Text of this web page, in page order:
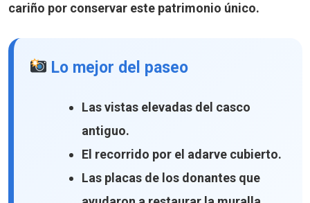
cariño por conservar este patrimonio único.
Lo mejor del paseo
Las vistas elevadas del casco
antiguo.
El recorrido por el adarve cubierto.
Las placas de los donantes que